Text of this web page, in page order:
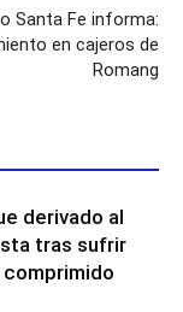
Santa Fe informa:
en cajeros de
Romang
derivado al
tras sufrir
comprimido